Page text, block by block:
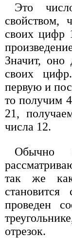
Это
свойством,
своих цифр
Значит, оно
своих
первую и
то получим
21,
числа 12.
Обычно
так же
проведен
отрезок.